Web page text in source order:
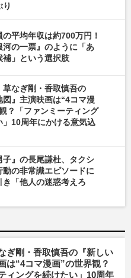
り
平均年収は約700万円！
河の一票』のように「あ
補」という選択肢
草なぎ剛・香取慎吾の
図』主演映画は“4コマ漫
？「ファンミーティング
」10周年にかける意気込
子』の長尾謙杜、タクシ
動の非常識エピソードに
き「他人の迷惑考えろ
ぎ剛・香取慎吾の『新しい
は“4コマ漫画”の世界観？
ィングを続けたい」10周年